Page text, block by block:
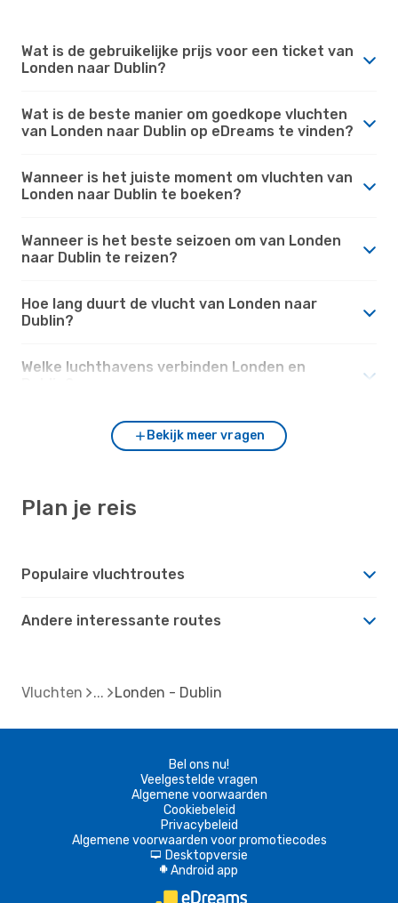
Wat is de gebruikelijke prijs voor een ticket van
Londen naar Dublin?
Wat is de beste manier om goedkope vluchten
van Londen naar Dublin op eDreams te vinden?
Wanneer is het juiste moment om vluchten van
Londen naar Dublin te boeken?
Wanneer is het beste seizoen om van Londen
naar Dublin te reizen?
Hoe lang duurt de vlucht van Londen naar
Dublin?
Welke luchthavens verbinden Londen en
Bekijk meer vragen
Plan je reis
Populaire vluchtroutes
Andere interessante routes
Vluchten Londen - Dublin
Bel ons nu!
Veelgestelde vragen
Algemene voorwaarden
Cookiebeleid
Privacybeleid
Algemene voorwaarden voor promotiecodes
d Desktopversie
A Android app